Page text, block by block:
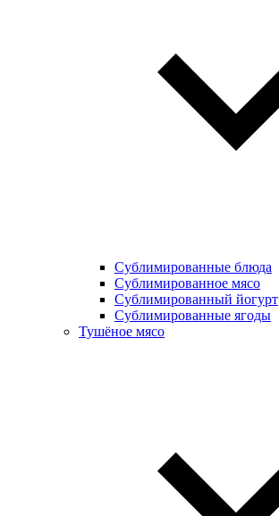
Сублимированные блюда
Cублимированное мясо
Сублимированный йогурт
Сублимированные ягоды
Тушёное мясо